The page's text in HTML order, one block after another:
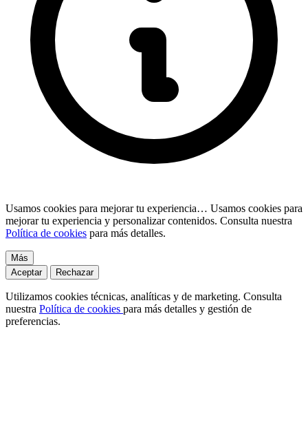
Usamos cookies para mejorar tu experiencia… Usamos cookies para
mejorar tu experiencia y personalizar contenidos. Consulta nuestra
Política de cookies para más detalles.
Más
Aceptar
Rechazar
Utilizamos cookies técnicas, analíticas y de marketing. Consulta
nuestra Política de cookies para más detalles y gestión de
preferencias.